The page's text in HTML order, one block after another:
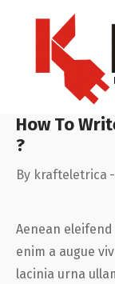
How To
?
By krafteletrica
Aenean
enim a augue
lacinia urna